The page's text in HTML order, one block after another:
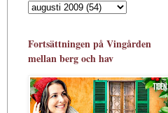
Fortsättningen på Vingården
mellan berg och hav